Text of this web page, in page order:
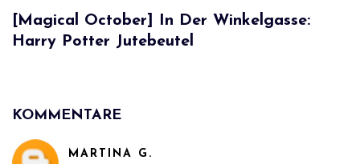
[Magical October] In Der Winkelgasse:
Harry Potter Jutebeutel
KOMMENTARE
MARTINA G.